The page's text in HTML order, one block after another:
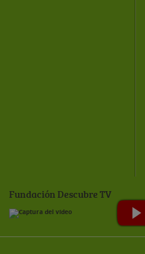
Fundación Descubre TV